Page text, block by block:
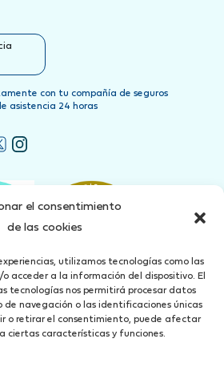
el consentimiento
de las cookies
utilizamos tecnologías como las
acceder a la información del dispositivo. El
tecnologías nos permitirá procesar datos
de navegación o las identificaciones únicas
o retirar el consentimiento, puede afectar
ciertas características y funciones.
con tu compañía de seguros
asistencia 24 horas